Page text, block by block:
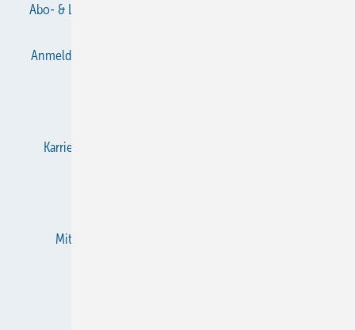
Abo- & Leserservice
Anmelden
Karriere bei Gentner
Mitgliedschaften und Engagement